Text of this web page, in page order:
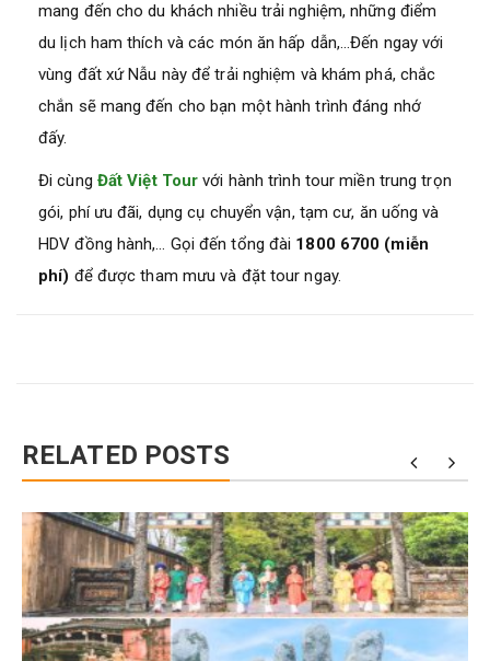
mang đến cho du khách nhiều trải nghiệm, những điểm
du lịch ham thích và các món ăn hấp dẫn,…Đến ngay với
vùng đất xứ Nẫu này để trải nghiệm và khám phá, chắc
chắn sẽ mang đến cho bạn một hành trình đáng nhớ
đấy.
Đi cùng Đất Việt Tour với hành trình tour miền trung trọn
gói, phí ưu đãi, dụng cụ chuyển vận, tạm cư, ăn uống và
HDV đồng hành,… Gọi đến tổng đài 1800 6700 (miễn
phí) để được tham mưu và đặt tour ngay.
RELATED POSTS